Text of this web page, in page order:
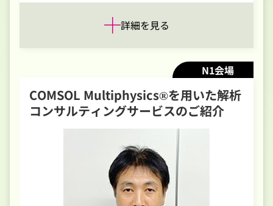
詳細を見る
N1会場
COMSOL Multiphysics®を用いた解析
コンサルティングサービスのご紹介